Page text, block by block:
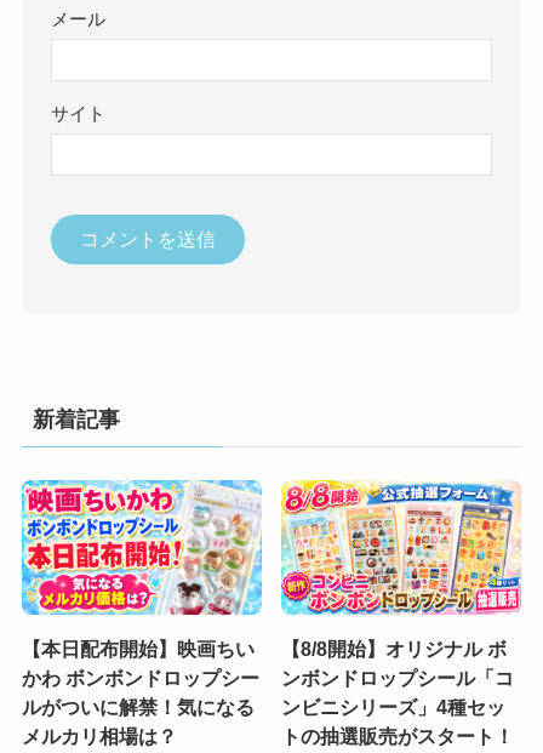
メール
サイト
新着記事
【本日配布開始】映画ちい
かわ ボンボンドロップシー
ルがついに解禁！気になる
メルカリ相場は？
【8/8開始】オリジナル ボ
ンボンドロップシール「コ
ンビニシリーズ」4種セッ
トの抽選販売がスタート！